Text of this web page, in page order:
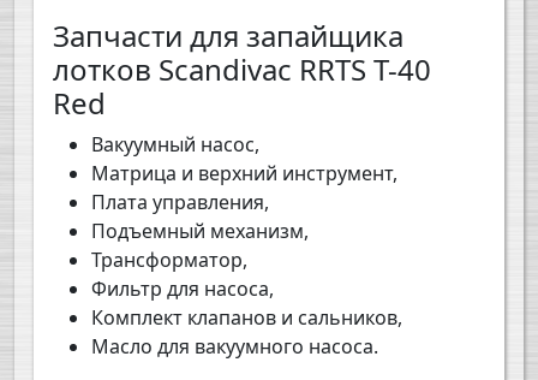
Запчасти для запайщика
лотков Scandivac RRTS T-40
Red
Вакуумный насос,
Матрица и верхний инструмент,
Плата управления,
Подъемный механизм,
Трансформатор,
Фильтр для насоса,
Комплект клапанов и сальников,
Масло для вакуумного насоса.